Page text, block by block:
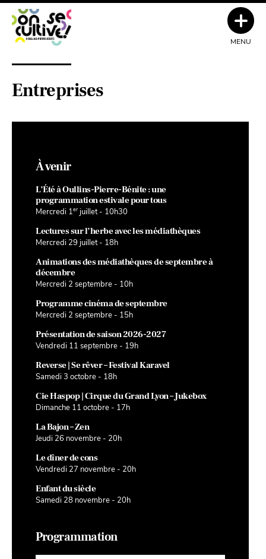
Entreprises
À venir
L’Été à Oullins-Pierre-Bénite : une
programmation estivale pour tous
Mercredi 1er juillet - 10h30
Lectures sur l’herbe avec les médiathèques
Mercredi 29 juillet - 18h
Animations des médiathèques de septembre à
décembre
Mercredi 2 septembre - 10h
Programme cinéma de septembre
Mercredi 2 septembre - 15h
Présentation de saison 2026-2027
Vendredi 11 septembre - 19h
Reverse | Se rêver – Festival Karavel
Samedi 3 octobre - 18h
Cie Haspop | Cirque du Grand Lyon – Jukebox
Dimanche 11 octobre - 17h
La Bajon – Zen
Jeudi 26 novembre - 20h
Le dîner de cons
Vendredi 27 novembre - 20h
Enfant du siècle
Samedi 28 novembre - 20h
Programmation
MENU